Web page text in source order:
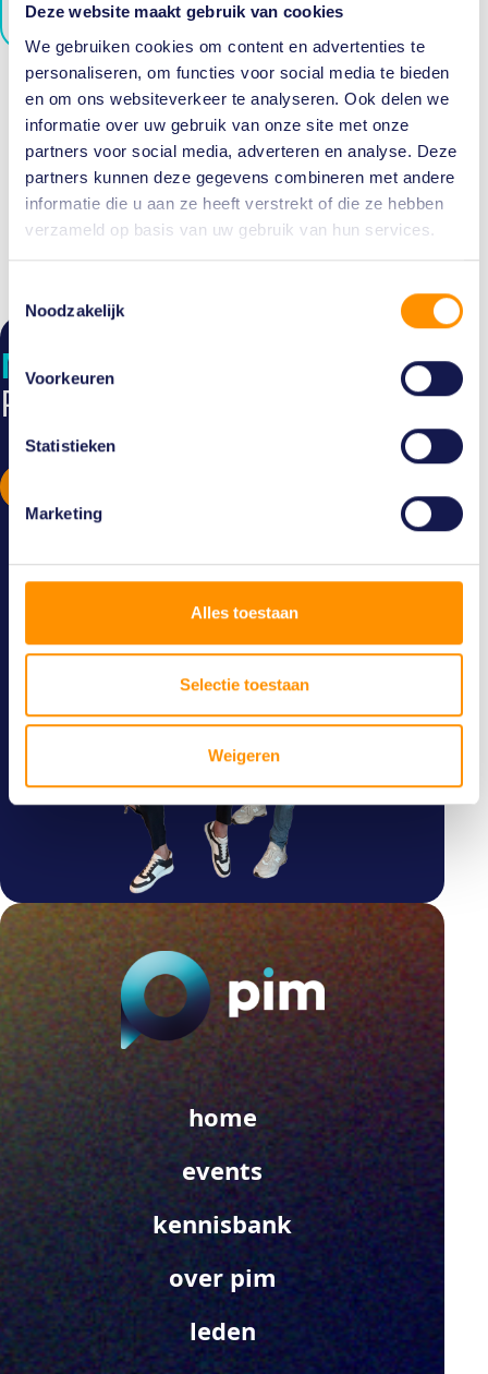
Deze website maakt gebruik van cookies
We gebruiken cookies om content en advertenties te
personaliseren, om functies voor social media te bieden
en om ons websiteverkeer te analyseren. Ook delen we
informatie over uw gebruik van onze site met onze
partners voor social media, adverteren en analyse. Deze
partners kunnen deze gegevens combineren met andere
informatie die u aan ze heeft verstrekt of die ze hebben
verzameld op basis van uw gebruik van hun services.
Noodzakelijk
Voorkeuren
Statistieken
Marketing
Alles toestaan
Selectie toestaan
Weigeren
Volg onze social media
Maak kennis
PIM!
home
events
kennisbank
over pim
leden